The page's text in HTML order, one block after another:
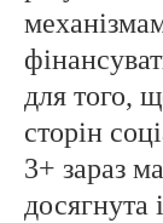
для того,
сторін
3+ зараз
досягнута